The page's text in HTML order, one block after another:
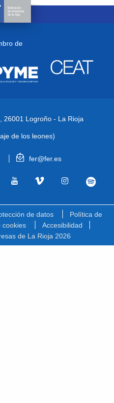
de
26001 Logroño - La Rioja
de los leones)
fer@fer.es
de datos
Política de
cookies
Accesibilidad
de La Rioja 2026